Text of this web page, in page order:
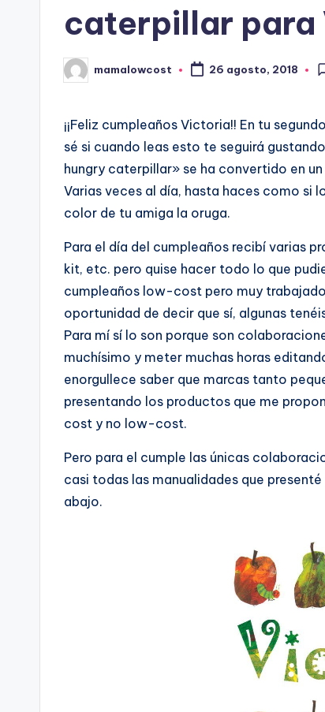
caterpillar
Publicado
por
mamalowcost 26 agosto, 2018
¡¡Feliz cumpleaños Victoria!! En tu
sé si cuando leas esto te seguirá
hungry caterpillar» se ha convertido en
Varias veces al día, hasta haces como si
color de tu amiga la oruga.
Para el día del cumpleaños recibí varias
kit, etc. pero quise hacer todo lo que
cumpleaños low-cost pero muy
oportunidad de decir que sí, algunas
Para mí sí lo son porque son
muchísimo y meter muchas horas
enorgullece saber que marcas tanto
presentando los productos que me
cost y no low-cost.
Pero para el cumple las únicas
casi todas las manualidades que
abajo.